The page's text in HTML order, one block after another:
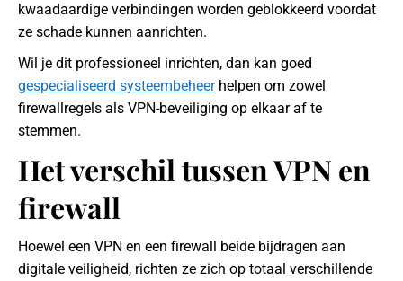
kwaadaardige verbindingen worden geblokkeerd voordat
ze schade kunnen aanrichten.
Wil je dit professioneel inrichten, dan kan goed
gespecialiseerd systeembeheerhelpen om zowel
firewallregels als VPN-beveiliging op elkaar af te
stemmen.
Het verschil tussen VPN en
firewall
Hoewel een VPN en een firewall beide bijdragen aan
digitale veiligheid, richten ze zich op totaal verschillende